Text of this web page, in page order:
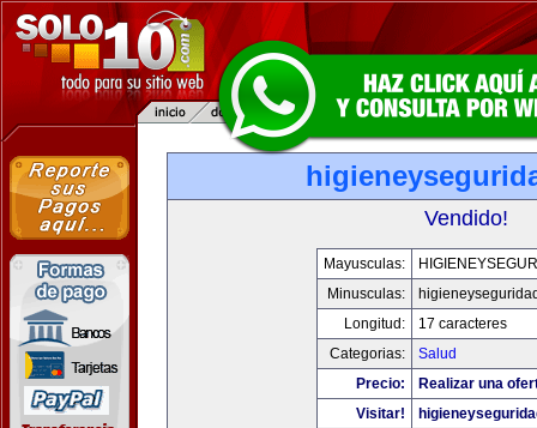
Vendido!
Mayusculas:
Minusculas:
Longitud:
17 caracteres
Categorias:
Salud
Precio:
Realizar una
Visitar!